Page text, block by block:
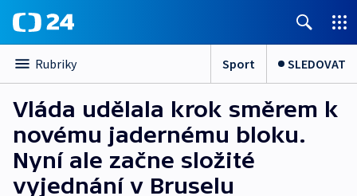
Rubriky Sport SLEDOVAT
Vláda udělala krok směrem k
novému jadernému bloku.
Nyní ale začne složité
vyjednání v Bruselu